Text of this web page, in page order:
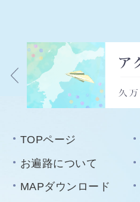
TOPページ
お遍路について
MAPダウンロード